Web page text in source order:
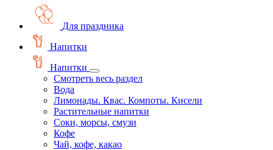
Для праздника
Напитки
Напитки
Смотреть весь раздел
Вода
Лимонады. Квас. Компоты. Кисели
Растительные напитки
Соки, морсы, смузи
Кофе
Чай, кофе, какао